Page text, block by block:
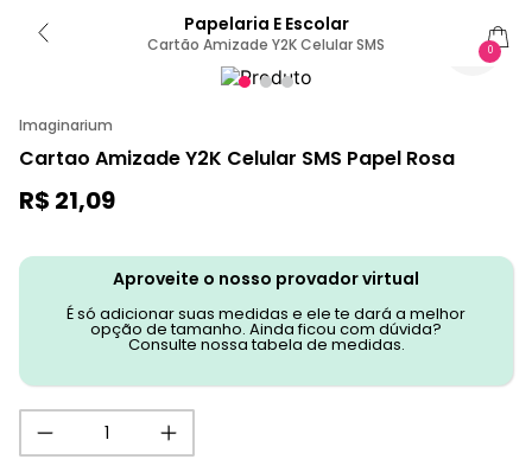
Papelaria E Escolar
Cartão Amizade Y2K Celular SMS 0
Imaginarium
Cartao Amizade Y2K Celular SMS Papel Rosa
R$ 21,09
Aproveite o nosso provador virtual
É só adicionar suas medidas e ele te dará a melhor
opção de tamanho. Ainda ficou com dúvida?
Consulte nossa tabela de medidas.